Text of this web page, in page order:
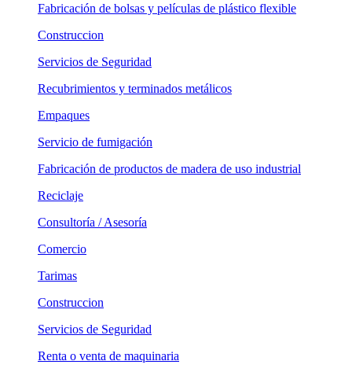
Fabricación de bolsas y películas de plástico flexible
Construccion
Servicios de Seguridad
Recubrimientos y terminados metálicos
Empaques
Servicio de fumigación
Fabricación de productos de madera de uso industrial
Reciclaje
Consultoría / Asesoría
Comercio
Tarimas
Construccion
Servicios de Seguridad
Renta o venta de maquinaria